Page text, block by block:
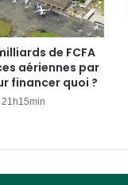
de FCFA
aériennes par
financer quoi ?